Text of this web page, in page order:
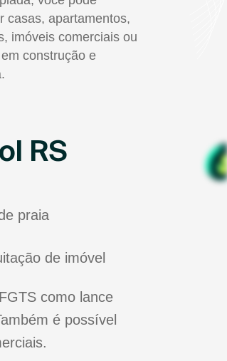
casas, apartamentos,
imóveis comerciais ou
construção e
RS
praia
de imóvel
como lance
é possível